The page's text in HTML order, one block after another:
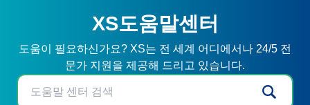
XS도움말센터
도움이 필요하신가요? XS는 전 세계 어디에서나 24/5 전
문가 지원을 제공해 드리고 있습니다.